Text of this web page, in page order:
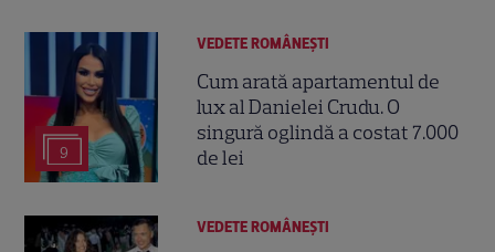
9
VEDETE ROMÂNEŞTI
Cum arată apartamentul de
lux al Danielei Crudu. O
singură oglindă a costat 7.000
de lei
VEDETE ROMÂNEŞTI